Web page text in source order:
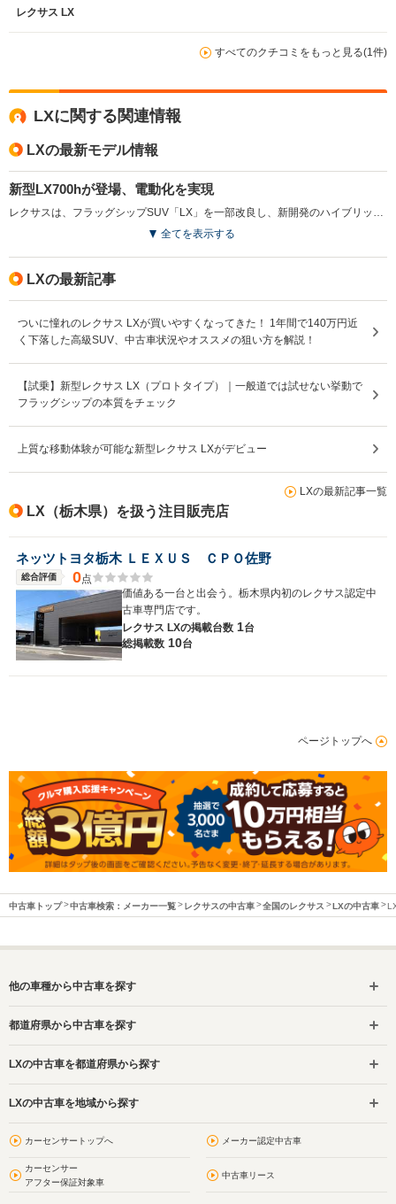
レクサス LX
すべてのクチコミをもっと見る(1件)
LXに関する関連情報
LXの最新モデル情報
新型LX700hが登場、電動化を実現
全てを表示する
LXの最新記事
ついに憧れのレクサス LXが買いやすくなってきた！ 1年間で140万円近
く下落した高級SUV、中古車状況やオススメの狙い方を解説！
【試乗】新型レクサス LX（プロトタイプ）｜一般道では試せない挙動で
フラッグシップの本質をチェック
上質な移動体験が可能な新型レクサス LXがデビュー
LXの最新記事一覧
LX（栃木県）を扱う注目販売店
ネッツトヨタ栃木 ＬＥＸＵＳ ＣＰＯ佐野
総合評価 0点
価値ある一台と出会う。栃木県内初のレクサス認定中
古車専門店です。
レクサス LXの掲載台数 1台
総掲載数 10台
ページトップへ
中古車トップ 中古車検索：メーカー一覧 レクサスの中古車 全国のレクサス LXの中古車
他の車種から中古車を探す
都道府県から中古車を探す
LXの中古車を都道府県から探す
LXの中古車を地域から探す
カーセンサートップへ メーカー認定中古車
カーセンサー
アフター保証対象車
中古車リース